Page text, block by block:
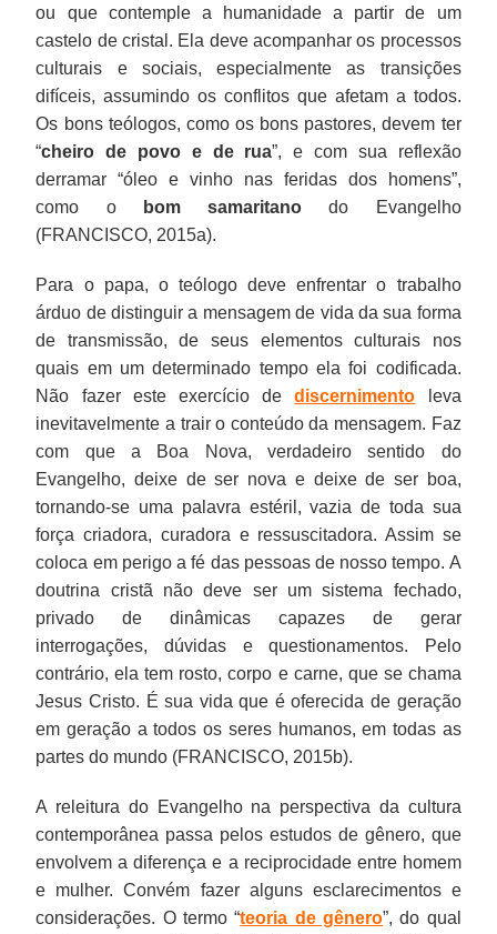
ou que contemple a humanidade a partir de um
castelo de cristal. Ela deve acompanhar os processos
culturais e sociais, especialmente as transições
difíceis, assumindo os conflitos que afetam a todos.
Os bons teólogos, como os bons pastores, devem ter
“cheiro de povo e de rua”, e com sua reflexão
derramar “óleo e vinho nas feridas dos homens”,
como o
bom samaritano do Evangelho
(FRANCISCO, 2015a).
Para o papa, o teólogo deve enfrentar o trabalho
árduo de distinguir a mensagem de vida da sua forma
de transmissão, de seus elementos culturais nos
quais em um determinado tempo ela foi codificada.
Não fazer este exercício dediscernimento leva
inevitavelmente a trair o conteúdo da mensagem. Faz
com que a Boa Nova, verdadeiro sentido do
Evangelho, deixe de ser nova e deixe de ser boa,
tornando-se uma palavra estéril, vazia de toda sua
força criadora, curadora e ressuscitadora. Assim se
coloca em perigo a fé das pessoas de nosso tempo. A
doutrina cristã não deve ser um sistema fechado,
privado de dinâmicas capazes de gerar
interrogações, dúvidas e questionamentos. Pelo
contrário, ela tem rosto, corpo e carne, que se chama
Jesus Cristo. É sua vida que é oferecida de geração
em geração a todos os seres humanos, em todas as
partes do mundo (FRANCISCO, 2015b).
A releitura do Evangelho na perspectiva da cultura
contemporânea passa pelos estudos de gênero, que
envolvem a diferença e a reciprocidade entre homem
e mulher. Convém fazer alguns esclarecimentos e
considerações. O termo “teoria de gênero”, do qual